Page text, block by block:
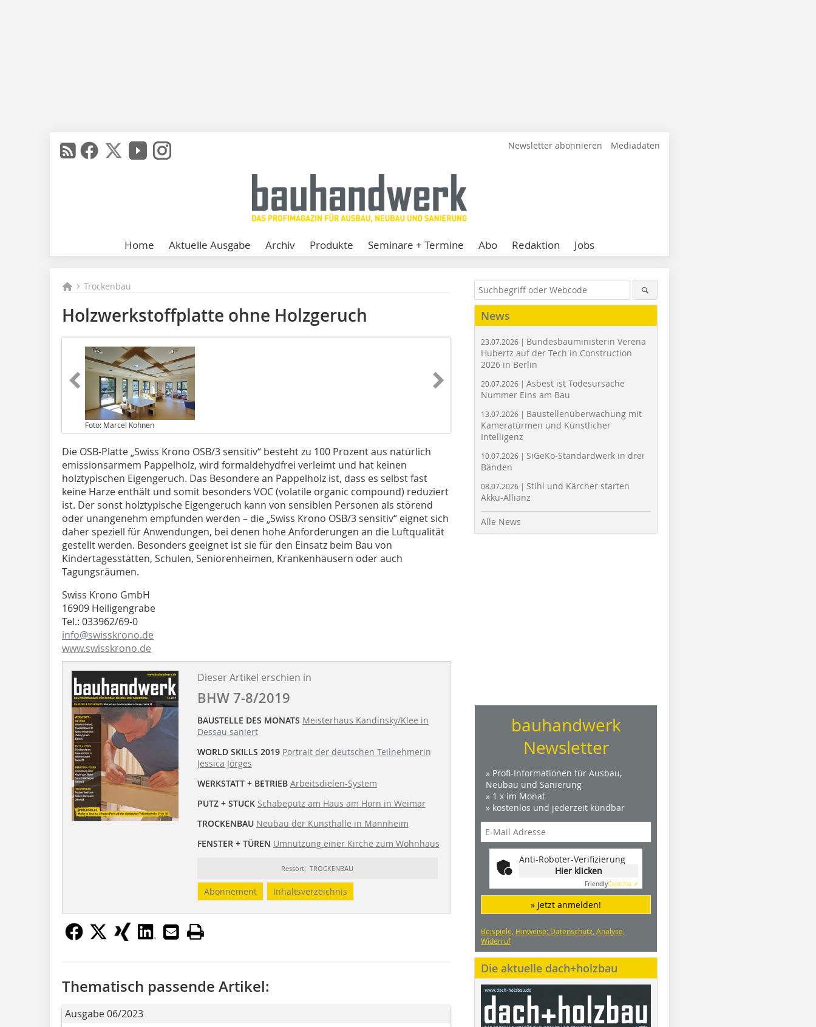
Newsletter abonnieren Mediadaten
Home Aktuelle Ausgabe Archiv Produkte Seminare + Termine Abo Redaktion Jobs
Trockenbau
Holzwerkstoffplatte ohne Holzgeruch
Foto: Marcel Kohnen
Die OSB-Platte „Swiss Krono OSB/3 sensitiv“ besteht zu 100 Prozent aus natürlich
emissionsarmem Pappelholz, wird formaldehydfrei verleimt und hat keinen
holztypischen Eigengeruch. Das Besondere an Pappelholz ist, dass es selbst fast
keine Harze enthält und somit besonders VOC (volatile organic compound) reduziert
ist. Der sonst holztypische Eigengeruch kann von sensiblen Personen als störend
oder unangenehm empfunden werden – die „Swiss Krono OSB/3 sensitiv“ eignet sich
daher speziell für Anwendungen, bei denen hohe Anforderungen an die Luftqualität
gestellt werden. Besonders geeignet ist sie für den Einsatz beim Bau von
Kindertagesstätten, Schulen, Seniorenheimen, Krankenhäusern oder auch
Tagungsräumen.
Swiss Krono GmbH
16909 Heiligengrabe
Tel.: 033962/69-0
info@swisskrono.de
www.swisskrono.de
Dieser Artikel erschien in
BHW 7-8/2019
BAUSTELLE DES MONATS Meisterhaus Kandinsky/Klee in
Dessau saniert
WORLD SKILLS 2019 Portrait der deutschen Teilnehmerin
Jessica Jörges
WERKSTATT + BETRIEB Arbeitsdielen-System
PUTZ + STUCK Schabeputz am Haus am Horn in Weimar
TROCKENBAU Neubau der Kunsthalle in Mannheim
FENSTER + TÜREN Umnutzung einer Kirche zum Wohnhaus
Ressort: TROCKENBAU
Abonnement Inhaltsverzeichnis
Thematisch passende Artikel:
Ausgabe 06/2023
News
23.07.2026 | Bundesbauministerin Verena
Hubertz auf der Tech in Construction
2026 in Berlin
20.07.2026 | Asbest ist Todesursache
Nummer Eins am Bau
13.07.2026 | Baustellenüberwachung mit
Kameratürmen und Künstlicher
Intelligenz
10.07.2026 | SiGeKo-Standardwerk in drei
Bänden
08.07.2026 | Stihl und Kärcher starten
Akku-Allianz
Alle News
bauhandwerk
Newsletter
» Profi-Informationen für Ausbau,
Neubau und Sanierung
» 1 x im Monat
» kostenlos und jederzeit kündbar
Anti-Roboter-Verifizierung
Hier klicken
FriendlyCaptcha ⇗
» Jetzt anmelden!
Beispiele, Hinweise: Datenschutz, Analyse,
Widerruf
Die aktuelle dach+holzbau